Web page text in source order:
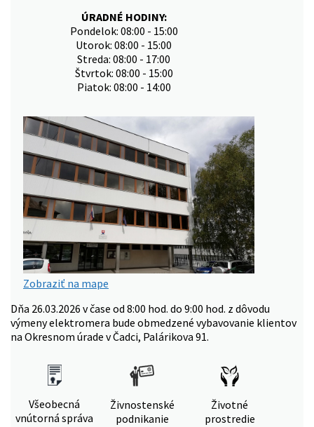
ÚRADNÉ HODINY:
Pondelok: 08:00 - 15:00
Utorok: 08:00 - 15:00
Streda: 08:00 - 17:00
Štvrtok: 08:00 - 15:00
Piatok: 08:00 - 14:00
Zobraziť na mape
Dňa 26.03.2026 v čase od 8:00 hod. do 9:00 hod. z dôvodu
výmeny elektromera bude obmedzené vybavovanie klientov
na Okresnom úrade v Čadci, Palárikova 91.
Všeobecná
vnútorná správa
Živnostenské
podnikanie
Životné
prostredie